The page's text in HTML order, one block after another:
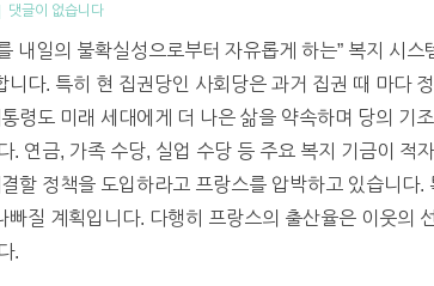
댓글이 없습니다
내일의 불확실성으로부터 자유롭게 하는” 복지 시
다. 특히 현 집권당인 사회당은 과거 집권 때 마다
령도 미래 세대에게 더 나은 삶을 약속하며 당의 기
. 연금, 가족 수당, 실업 수당 등 주요 복지 기금이 적
할 정책을 도입하라고 프랑스를 압박하고 있습니
질 계획입니다. 다행히 프랑스의 출산율은 이웃의
.